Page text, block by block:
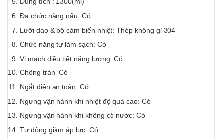
Dung tích : 1300(ml)
Đa chức năng nấu: Có
Lưỡi dao & bộ cảm biến nhiệt: Thép không gỉ 304
Chức năng tự làm sạch: Có
Vi mạch điều tiết năng lượng: Có
Chống tràn: Có
Ngắt điện an toàn: Có
Ngưng vận hành khi nhiệt độ quá cao: Có
Ngưng vận hành khi không có nước: Có
Tự động giảm áp lực: Có